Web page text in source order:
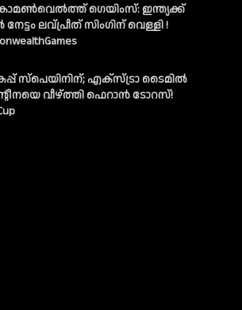
ഗെയിംസ്: ഇന്ത്യക്ക്
ലവ്പ്രീത് സിംഗിന് വെള്ളി !
സ്പെയിനിന്; എക്സ്ട്രാ ടൈമിൽ
വീഴ്ത്തി ഫെറാൻ ടോറസ്!